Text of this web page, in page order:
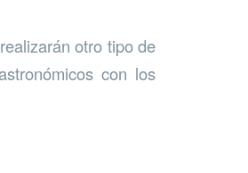
otro tipo de
con los